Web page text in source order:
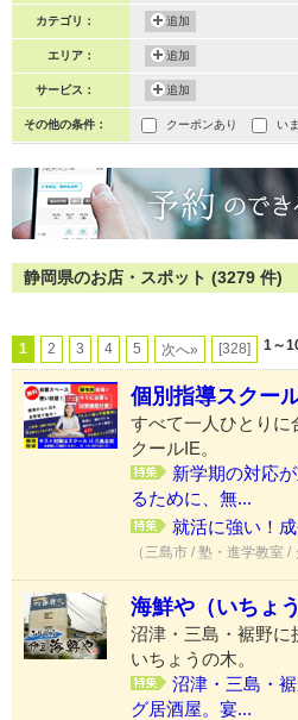
カテゴリ： 追加
エリア： 追加
サービス： 追加
その他の条件： クーポンあり い
静岡県のお店・スポット (3279 件)
1 2 3 4 5 次へ» [328] 1～
個別指導スクー
すべて一人ひとりに
クールIE。
新学期の対応
るために、無...
就活に強い！
（三島市 / 塾・進学教室 /
海鮮や（いちょ
沼津・三島・裾野に
いちょうの木。
沼津・三島・
グ居酒屋。宴...